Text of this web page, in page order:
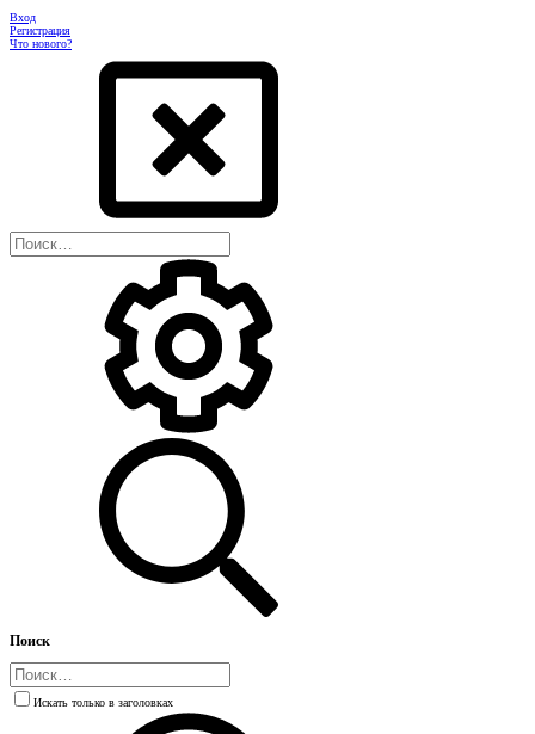
Вход
Регистрация
Что нового?
Поиск
Искать только в заголовках